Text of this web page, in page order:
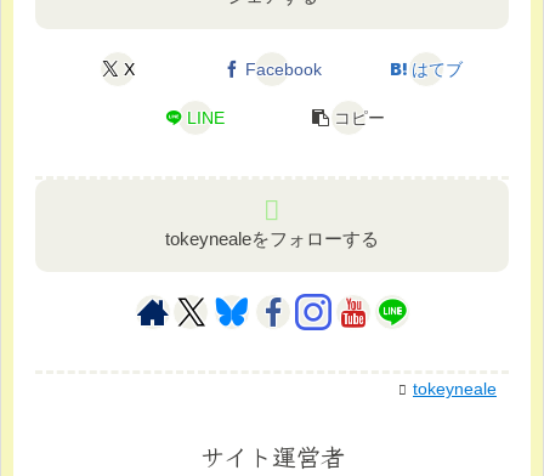
X Facebook はてブ
LINE コピー
tokeynealeをフォローする
tokeyneale
サイト運営者